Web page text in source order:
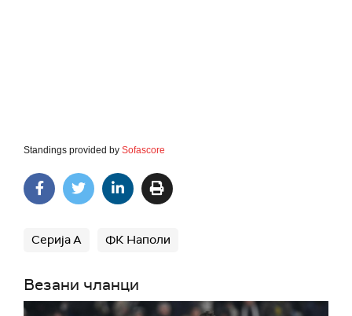
Standings provided by Sofascore
Серија А ФК Наполи
Везани чланци